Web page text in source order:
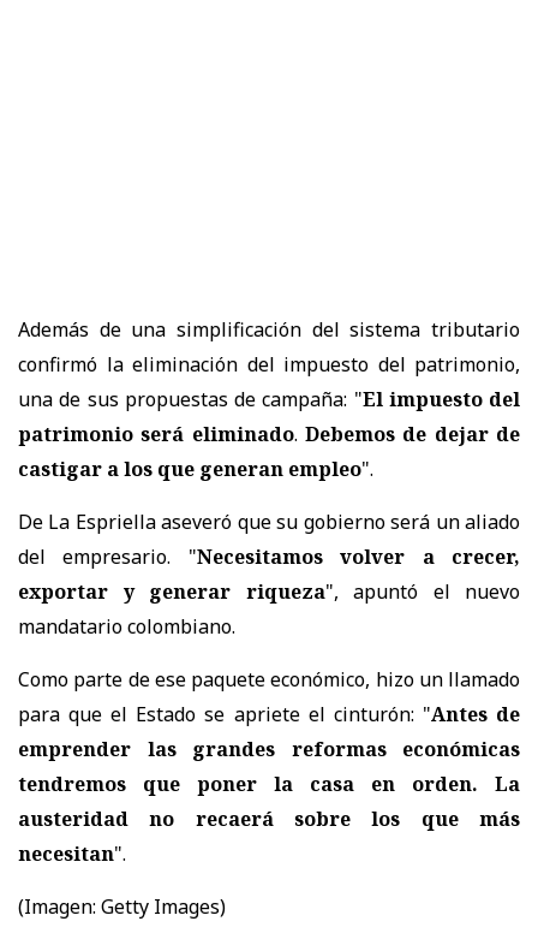
Además de una simplificación del sistema tributario
confirmó la eliminación del impuesto del patrimonio,
una de sus propuestas de campaña: "El impuesto del
patrimonio será eliminado.Debemos de dejar de
castigar a los que generan empleo".
De La Espriella aseveró que su gobierno será un aliado
del empresario. "Necesitamos volver a crecer,
exportar y generar riqueza", apuntó el nuevo
mandatario colombiano.
Como parte de ese paquete económico, hizo un llamado
para que el Estado se apriete el cinturón: "Antes de
emprender las grandes reformas económicas
tendremos que poner la casa en orden. La
austeridad no recaerá sobre los que más
necesitan".
(Imagen: Getty Images)